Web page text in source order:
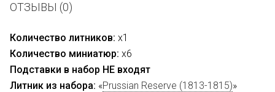
ОТЗЫВЫ (0)
Количество литников: х1
Количество миниатюр: х6
Подставки в набор НЕ входят
Литник из набора: «Prussian Reserve (1813-1815)»